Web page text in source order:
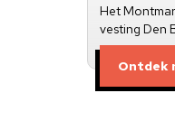
Het
vesting Den
Ontdek